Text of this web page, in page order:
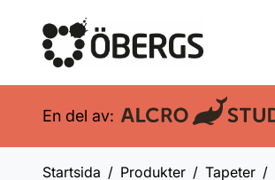
En del av:
Startsida Produkter Tapeter